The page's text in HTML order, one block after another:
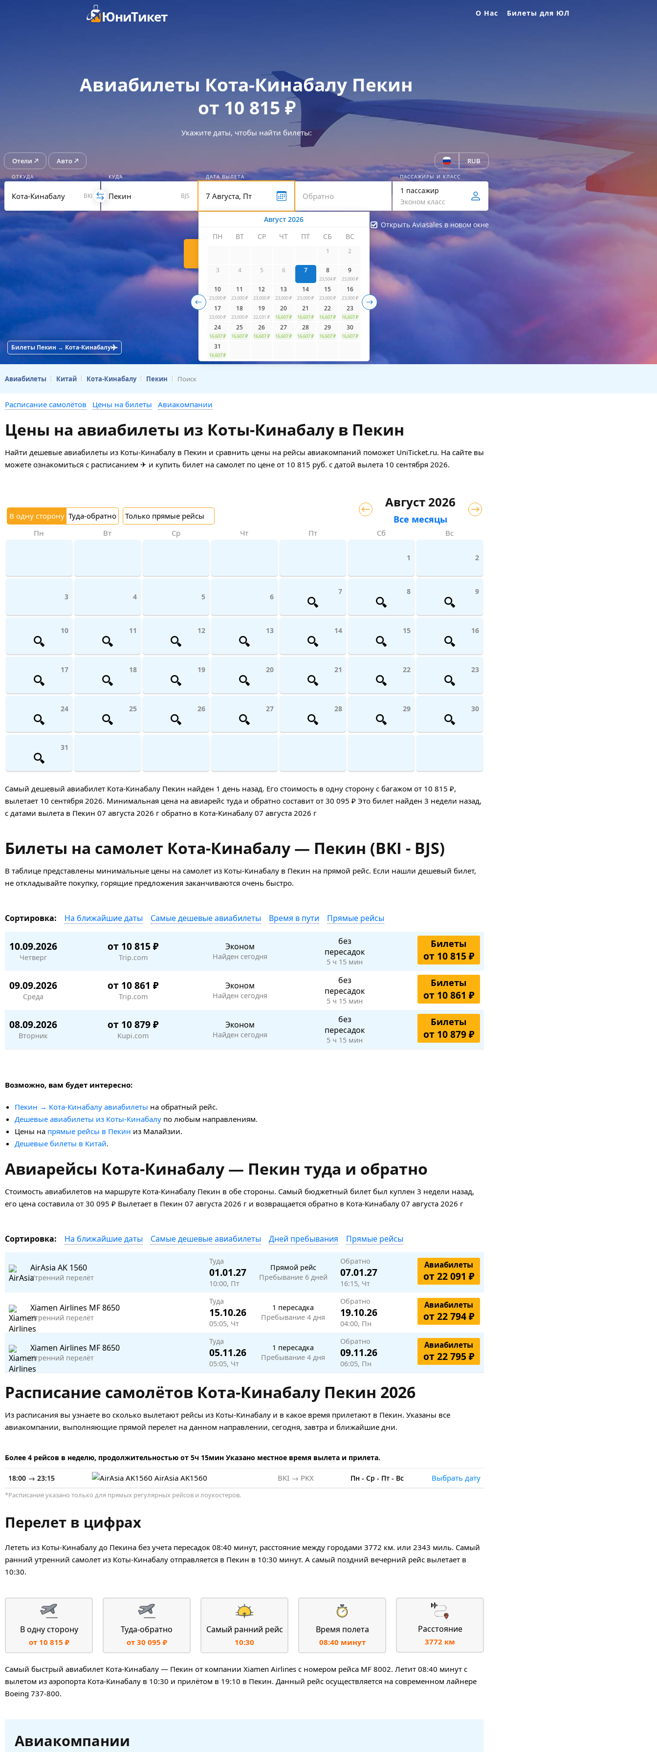
ЮниТикет О Нас Билеты для ЮЛ
Авиабилеты Кота-Кинабалу Пекин
от 10 815 ₽
Укажите даты, чтобы найти билеты:
Отели Авто RUB
ОТКУДА
BKI
КУДА
BJS
ДАТА ВЫЛЕТА
Август 2026
ПН
ВТ СР ЧТ ПТ СБ ВС
1 2
3 4 5 6 7 8
23,504 ₽
9
23,000 ₽
10
23,000 ₽
11
23,000 ₽
12
23,000 ₽
13
23,000 ₽
14
23,000 ₽
15
23,000 ₽
16
23,000 ₽
17
23,000 ₽
18
23,000 ₽
19
22,031 ₽
20
16,607 ₽
21
16,607 ₽
22
16,607 ₽
23
16,607 ₽
24
16,607 ₽
25
16,607 ₽
26
16,607 ₽
27
16,607 ₽
28
16,607 ₽
29
16,607 ₽
30
16,607 ₽
31
16,607 ₽
ПАССАЖИРЫ И КЛАСС
1 пассажир
Эконом класс
Открыть Aviasales в новом окне
Билеты Пекин → Кота-Кинабалу
Авиабилеты Китай Кота-Кинабалу Пекин Поиск
Расписание самолётов Цены на билеты Авиакомпании
Цены на авиабилеты из Коты-Кинабалу в Пекин
Найти дешевые авиабилеты из Коты-Кинабалу в Пекин и сравнить цены на рейсы авиакомпаний поможет UniTicket.ru. На сайте вы
можете ознакомиться с расписанием ✈ и купить билет на самолет по цене от 10 815 руб. с датой вылета 10 сентября 2026.
В одну сторону Туда-обратно Только прямые рейсы
Август 2026
Все месяцы
Пн Вт Ср Чт Пт Сб Вс
1 2
3 4 5 6
7 8 9
10 11 12 13 14 15 16
17 18 19 20 21 22 23
24 25 26 27 28 29 30
31
Самый дешевый авиабилет Кота-Кинабалу Пекин найден 1 день назад. Его стоимость в одну сторону с багажом от 10 815 ₽,
вылетает 10 сентября 2026. Минимальная цена на авиарейс туда и обратно составит от 30 095 ₽ Это билет найден 3 недели назад,
с датами вылета в Пекин 07 августа 2026 г обратно в Кота-Кинабалу 07 августа 2026 г
Билеты на самолет Кота-Кинабалу — Пекин (BKI - BJS)
В таблице представлены минимальные цены на самолет из Коты-Кинабалу в Пекин на прямой рейс. Если нашли дешевый билет,
не откладывайте покупку, горящие предложения заканчиваются очень быстро.
Сортировка: На ближайшие даты Самые дешевые авиабилеты Время в пути Прямые рейсы
10.09.2026
Четверг
от 10 815 ₽
Trip.com
Эконом
Найден сегодня
без
пересадок
5 ч 15 мин
Билеты
от 10 815 ₽
09.09.2026
Среда
от 10 861 ₽
Trip.com
Эконом
Найден сегодня
без
пересадок
5 ч 15 мин
Билеты
от 10 861 ₽
08.09.2026
Вторник
от 10 879 ₽
Kupi.com
Эконом
Найден сегодня
без
пересадок
5 ч 15 мин
Билеты
от 10 879 ₽
Возможно, вам будет интересно:
Пекин → Кота-Кинабалу авиабилеты на обратный рейс.
Дешевые авиабилеты из Коты-Кинабалу по любым направлениям.
Цены на прямые рейсы в Пекин из Малайзии.
Дешевые билеты в Китай.
Авиарейсы Кота-Кинабалу — Пекин туда и обратно
Стоимость авиабилетов на маршруте Кота-Кинабалу Пекин в обе стороны. Самый бюджетный билет был куплен 3 недели назад,
его цена составила от 30 095 ₽ Вылетает в Пекин 07 августа 2026 г и возвращается обратно в Кота-Кинабалу 07 августа 2026 г
Сортировка: На ближайшие даты Самые дешевые авиабилеты Дней пребывания Прямые рейсы
AirAsia AK 1560
Утренний перелёт
Туда
01.01.27
10:00, Пт
Прямой рейс
Пребывание 6 дней
Обратно
07.01.27
16:15, Чт
Авиабилеты
от 22 091 ₽
Xiamen Airlines MF 8650
Утренний перелёт
Туда
15.10.26
05:05, Чт
1 пересадка
Пребывание 4 дня
Обратно
19.10.26
04:00, Пн
Авиабилеты
от 22 794 ₽
Xiamen Airlines MF 8650
Утренний перелёт
Туда
05.11.26
05:05, Чт
1 пересадка
Пребывание 4 дня
Обратно
09.11.26
06:05, Пн
Авиабилеты
от 22 795 ₽
Расписание самолётов Кота-Кинабалу Пекин 2026
Из расписания вы узнаете во сколько вылетают рейсы из Коты-Кинабалу и в какое время прилетают в Пекин. Указаны все
авиакомпании, выполняющие прямой перелет на данном направлении, сегодня, завтра и ближайшие дни.
Более 4 рейсов в неделю, продолжительностью от 5ч 15мин Указано местное время вылета и прилета.
18:00 → 23:15 AirAsiaAK1560 BKI → PKX Пн - Ср - Пт - Вс Выбрать дату
*Расписание указано только для прямых регулярных рейсов и лоукостеров.
Перелет в цифрах
Лететь из Коты-Кинабалу до Пекина без учета пересадок 08:40 минут, расстояние между городами 3772 км. или 2343 миль. Самый
ранний утренний самолет из Коты-Кинабалу отправляется в Пекин в 10:30 минут. А самый поздний вечерний рейс вылетает в
10:30.
В одну сторону
от 10 815 ₽
Туда-обратно
от 30 095 ₽
Самый ранний рейс
10:30
Время полета
08:40 минут
Расстояние
3772 км
Самый быстрый авиабилет Кота-Кинабалу — Пекин от компании Xiamen Airlines с номером рейса MF 8002. Летит 08:40 минут с
вылетом из аэропорта Кота-Кинабалу в 10:30 и прилётом в 19:10 в Пекин. Данный рейс осуществляется на современном лайнере
Boeing 737-800.
Авиакомпании